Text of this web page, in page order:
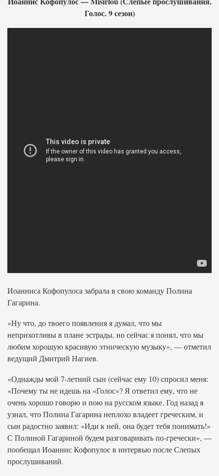
Голос. 9 сезон)
Иоанниса Кофопулоса забрала в свою команду Полина
Гагарина.
«Ну что, до твоего появления я думал, что мы
неприхотливы в плане эстрады, но сейчас я понял, что мы
любим хорошую красивую этническую музыку», — отметил
ведущий Дмитрий Нагиев.
«Однажды мой 7-летний сын (сейчас ему 10) спросил меня:
«Почему ты не идешь на «Голос»? Я ответил ему, что не
очень хорошо говорю и пою на русском языке. Год назад я
узнал, что Полина Гагарина неплохо владеет греческим, и
сын радостно заявил: «Иди к ней, она будет тебя понимать!»
С Полиной Гагариной будем разговаривать по-гречески», —
пообещал Иоаннис Кофопулос в интервью после Слепых
прослушиваний.